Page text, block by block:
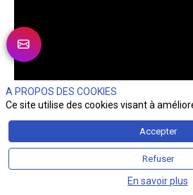
A PROPOS DES COOKIES
Ce site utilise des cookies visant à
Accepter
Refuser
En savoir plus